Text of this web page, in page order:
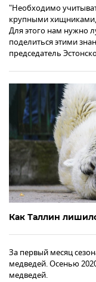
"Необходимо
крупными хищниками,
Для этого нам нужно
поделиться этими
председатель
Как Таллин
За первый месяц
медведей. Осенью
медведей.